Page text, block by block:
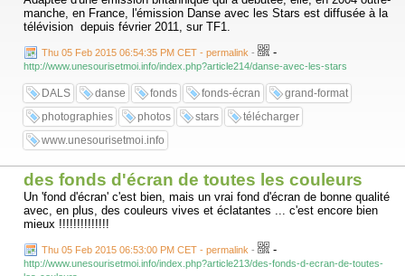
manche, en France, l'émission Danse avec les Stars est diffusée à la
télévision depuis février 2011, sur TF1.
Thu 05 Feb 2015 06:54:35 PM CET - permalink - -
http://www.unesourisetmoi.info/index.php?article214/danse-avec-les-stars
DALS danse fonds fonds-écran
grand-format
photographies
photos stars
télécharger
www.unesourisetmoi.info
des fonds d'écran de toutes les couleurs
Un 'fond d'écran' c'est bien, mais un vrai fond d'écran de bonne qualité
avec, en plus, des couleurs vives et éclatantes ... c'est encore bien
mieux !!!!!!!!!!!!!!
Thu 05 Feb 2015 06:53:00 PM CET - permalink - -
http://www.unesourisetmoi.info/index.php?article213/des-fonds-d-ecran-de-toutes-